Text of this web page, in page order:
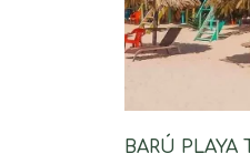
BARÚ PLAYA